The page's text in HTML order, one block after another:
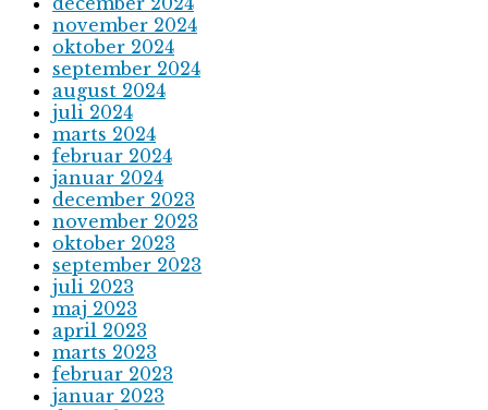
november 2024
oktober 2024
september 2024
august 2024
juli 2024
marts 2024
februar 2024
januar 2024
december 2023
november 2023
oktober 2023
september 2023
juli 2023
maj 2023
april 2023
marts 2023
februar 2023
januar 2023